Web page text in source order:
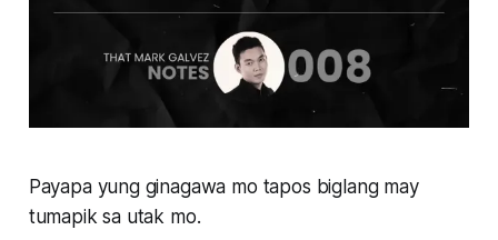
Payapa yung ginagawa mo tapos biglang may
tumapik sa utak mo.